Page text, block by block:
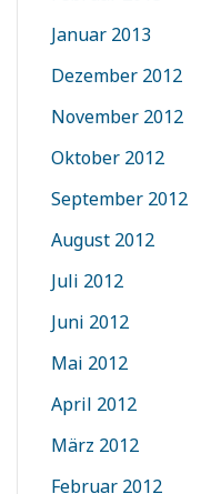
Januar 2013
Dezember 2012
November 2012
Oktober 2012
September 2012
August 2012
Juli 2012
Juni 2012
Mai 2012
April 2012
März 2012
Februar 2012